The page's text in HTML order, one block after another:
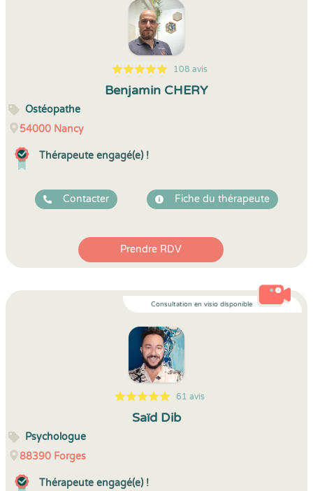
5
1
5
108 108 avis
Benjamin CHERY
Ostéopathe
54000 Nancy
Thérapeute engagé(e) !
Contacter Fiche du thérapeute
Prendre RDV
Consultation en visio disponible
5
1
5
61 61 avis
Saïd Dib
Psychologue
88390 Forges
Thérapeute engagé(e) !